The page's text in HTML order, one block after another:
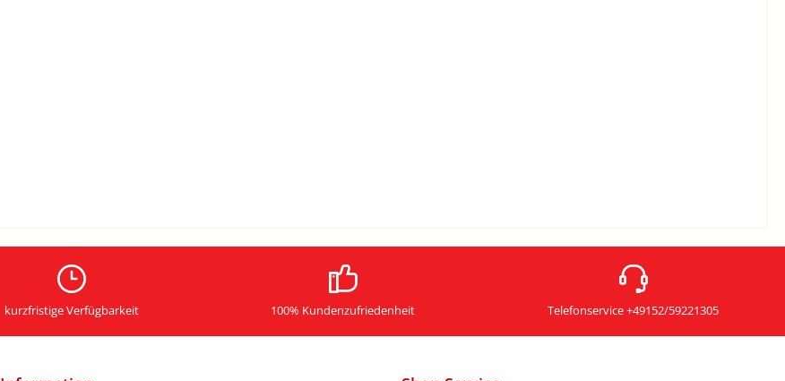
kurzfristige Verfügbarkeit 100% Kundenzufriedenheit Telefonservice +49152/59221305